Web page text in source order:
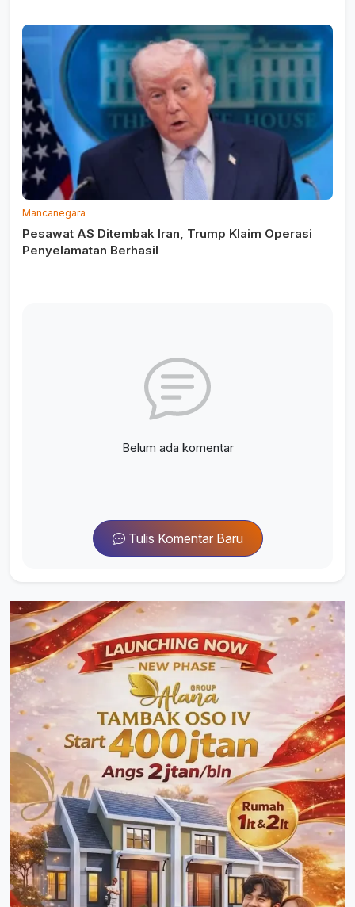
Mancanegara
Pesawat AS Ditembak Iran, Trump Klaim Operasi
Penyelamatan Berhasil
Belum ada komentar
Tulis Komentar Baru